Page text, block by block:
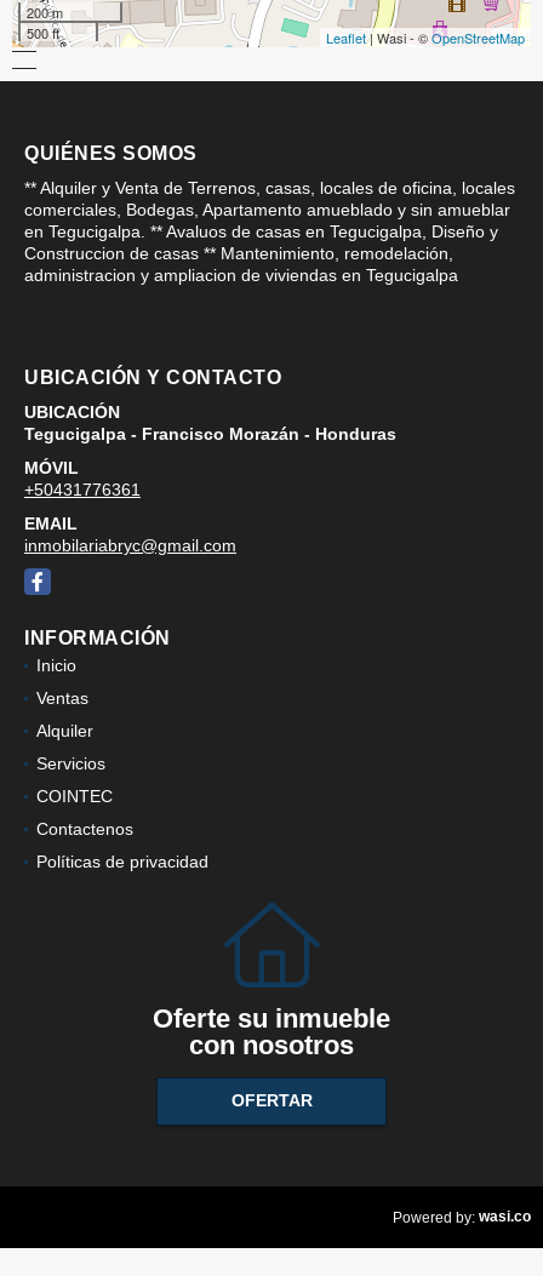
200 m
500 ft
Leaflet| Wasi - ©OpenStreetMap
QUIÉNES SOMOS
** Alquiler y Venta de Terrenos, casas, locales de oficina, locales
comerciales, Bodegas, Apartamento amueblado y sin amueblar
en Tegucigalpa. ** Avaluos de casas en Tegucigalpa, Diseño y
Construccion de casas ** Mantenimiento, remodelación,
administracion y ampliacion de viviendas en Tegucigalpa
UBICACIÓN Y CONTACTO
UBICACIÓN
Tegucigalpa - Francisco Morazán - Honduras
MÓVIL
+50431776361
EMAIL
inmobilariabryc@gmail.com
Facebook
INFORMACIÓN
Inicio
Ventas
Alquiler
Servicios
COINTEC
Contactenos
Políticas de privacidad
Oferte su inmueble
con nosotros
OFERTAR
Powered by: wasi.co